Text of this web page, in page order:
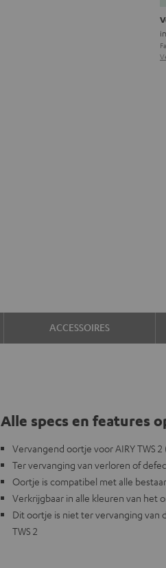
ACCESSOIRES
Alle specs en features
Vervangend oortje voor AIRY TWS 2
Ter vervanging van verloren of
Oortje is compatibel met alle
Verkrijgbaar in alle kleuren van het
Dit oortje is niet ter vervanging van
TWS 2